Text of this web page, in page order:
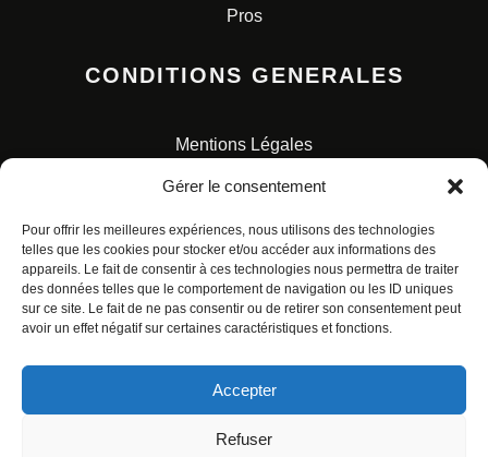
Gérer le consentement
Pour offrir les meilleures expériences, nous utilisons des technologies
telles que les cookies pour stocker et/ou accéder aux informations des
appareils. Le fait de consentir à ces technologies nous permettra de traiter
des données telles que le comportement de navigation ou les ID uniques
sur ce site. Le fait de ne pas consentir ou de retirer son consentement peut
avoir un effet négatif sur certaines caractéristiques et fonctions.
Accepter
Refuser
Pros
CONDITIONS GENERALES
Mentions Légales
Charte pour la protection des données personnelles
© ALL RIGHTS RESERVED. URBAN COMICS POUR LES